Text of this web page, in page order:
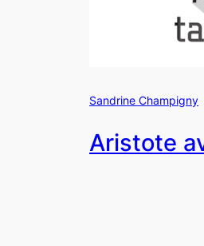
Sandrine Champigny
Aristote